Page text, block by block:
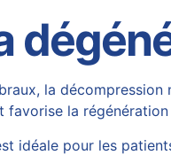
la
favorise la
idéale pour les